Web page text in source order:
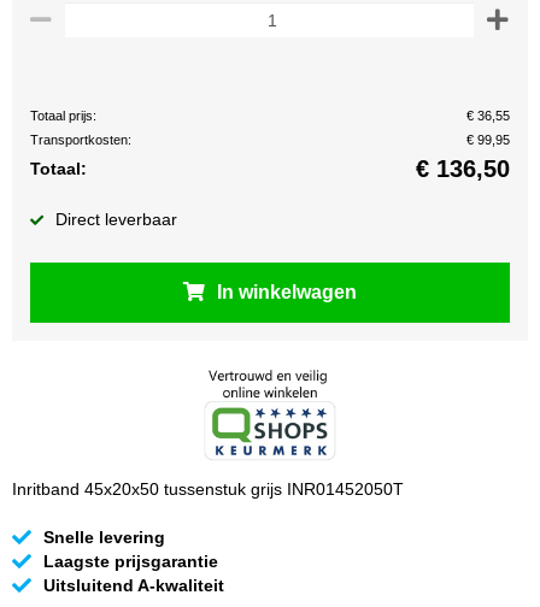
Totaal prijs:
€ 36,55
Transportkosten:
€ 99,95
Totaal: € 136,50
Direct leverbaar
In winkelwagen
Inritband 45x20x50 tussenstuk grijs INR01452050T
Snelle levering
Laagste prijsgarantie
Uitsluitend A-kwaliteit